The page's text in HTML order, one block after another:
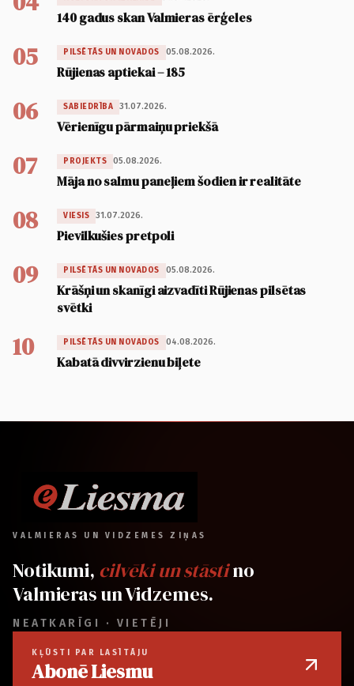
140 gadus skan Valmieras ērģeles
05 PILSĒTĀS UN NOVADOS 05.08.2026.
Rūjienas aptiekai – 185
06 SABIEDRĪBA 31.07.2026.
Vērienīgu pārmaiņu priekšā
07 PROJEKTS 05.08.2026.
Māja no salmu paneļiem šodien ir realitāte
08 VIESIS 31.07.2026.
Pievilkušies pretpoli
09 PILSĒTĀS UN NOVADOS 05.08.2026.
Krāšņi un skanīgi aizvadīti Rūjienas pilsētas
svētki
10 PILSĒTĀS UN NOVADOS 04.08.2026.
Kabatā divvirzienu biļete
VALMIERAS UN VIDZEMES ZIŅAS
Notikumi, cilvēki un stāstino
Valmieras un Vidzemes.
NEATKARĪGI · VIETĒJI
KĻŪSTI PAR LASĪTĀJU
Abonē Liesmu